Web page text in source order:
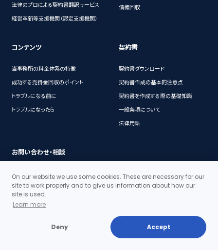
法律のプロによる契約書翻訳サービス
経営革新等支援機関（認定支援機関）
債権回収
コンテンツ
当事務所の料金体系の特徴
成功する売掛金回収のポイント
トラブルになる前に
トラブルになったら
契約書
契約書ダウンロード
契約書作成の基本的注意点
契約書を作成する際の基礎知識
一般条項について
法律用語
お問い合わせ・相談
お問い合わせ
チャットでのサポート
On our website we use some cookies. These are necessary for our
site to work properly and to give us information about how our
site is used.
Learn more
Deny Accept